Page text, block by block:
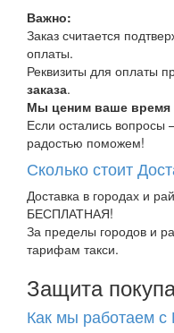
Важно:
Заказ считается
оплаты.
Реквизиты для оплаты
заказа.
Мы ценим ваше время
Если остались
радостью поможем!
Сколько стоит
Доставка в городах и
БЕСПЛАТНАЯ!
За пределы городов и
тарифам такси.
Защита
Как мы работаем